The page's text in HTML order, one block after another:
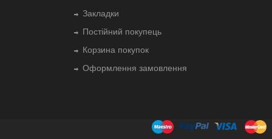
Закладки
Постійний покупець
Корзина покупок
Оформлення замовлення